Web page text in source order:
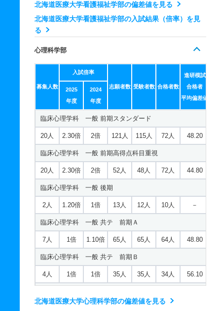
看護学科 推薦 学校推薦型一般
16人 1倍 －
福祉マネジメント学科 一般 前期スタンダード
2.20倍 1.90倍
福祉マネジメント学科 一般 前期高得点科目重視
23人 2.20倍 1.90倍 35人 33人
福祉マネジメント学科 一般 後期
3人 1倍 1倍 10人 9人
福祉マネジメント学科 一般 共テ 前期Ａ
6人 1.10倍 1.10倍
福祉マネジメント学科 一般 共テ 前期Ｂ
3人 1倍 1倍 18人
福祉マネジメント学科 一般 ニ 後期
2人 1倍 1倍 4人
福祉マネジメント学科 推薦 学校推薦型一般
北海道医療大学看護福祉学部の偏差値を見る
北海道医療大学看護福祉学部の入試結果（倍率）を見
る
心理科学部
募集人数
入試倍率
志願者数 受験者数 合格者数
進研模試
合格者
平均偏差値
2025
年度
2024
年度
臨床心理学科 一般 前期スタンダード
20人 2.30倍 2倍 121人 115人 72人 48.20
臨床心理学科 一般 前期高得点科目重視
20人 2.30倍 2倍 52人 48人 72人 44.80
臨床心理学科 一般 後期
2人 1.20倍 1倍 13人 12人 10人 －
臨床心理学科 一般 共テ 前期Ａ
7人 1倍 1.10倍 65人 65人 64人 48.80
臨床心理学科 一般 共テ 前期Ｂ
4人 1倍 1倍 35人 35人 34人 56.10
北海道医療大学心理科学部の偏差値を見る